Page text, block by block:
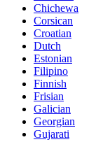
Chichewa
Corsican
Croatian
Dutch
Estonian
Filipino
Finnish
Frisian
Galician
Georgian
Gujarati